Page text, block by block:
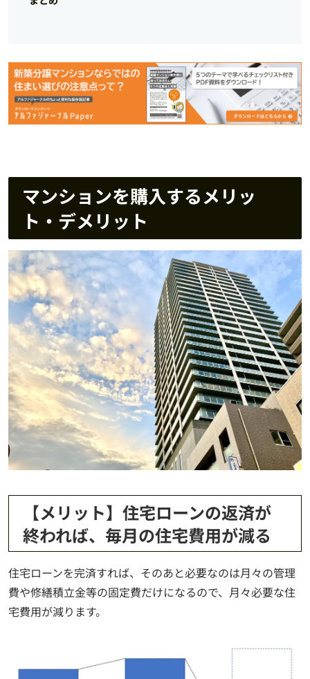
マンションを購入するメリッ
ト・デメリット
【メリット】住宅ローンの返済が
終われば、毎月の住宅費用が減る
住宅ローンを完済すれば、そのあと必要なのは月々の管理
費や修繕積立金等の固定費だけになるので、月々必要な住
宅費用が減ります。